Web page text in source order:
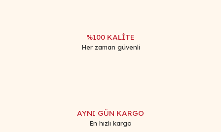
%100 KALİTE
Her zaman güvenli
AYNI GÜN KARGO
En hızlı kargo